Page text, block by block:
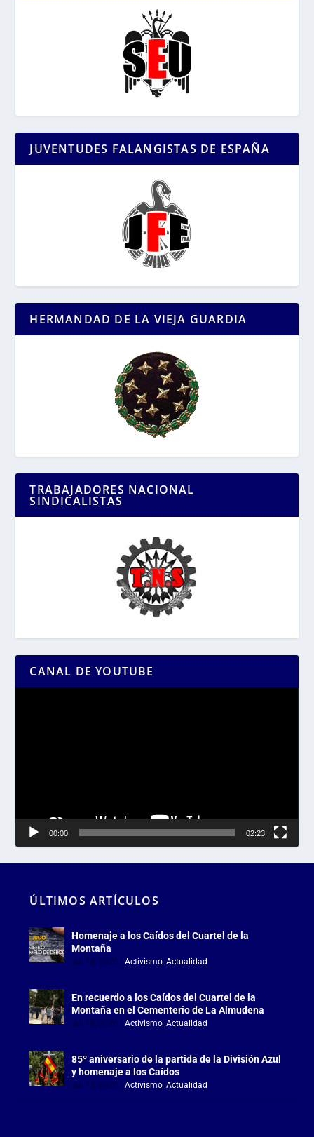
JUVENTUDES FALANGISTAS DE ESPAÑA
HERMANDAD DE LA VIEJA GUARDIA
TRABAJADORES NACIONAL
SINDICALISTAS
CANAL DE YOUTUBE
00:00 02:23
ÚLTIMOS ARTÍCULOS
Homenaje a los Caídos del Cuartel de la
Montaña
Jul 18, 2026 |Activismo,Actualidad
En recuerdo a los Caídos del Cuartel de la
Montaña en el Cementerio de La Almudena
Jul 18, 2026 |Activismo,Actualidad
85º aniversario de la partida de la División Azul
y homenaje a los Caídos
Jul 15, 2026 |Activismo,Actualidad